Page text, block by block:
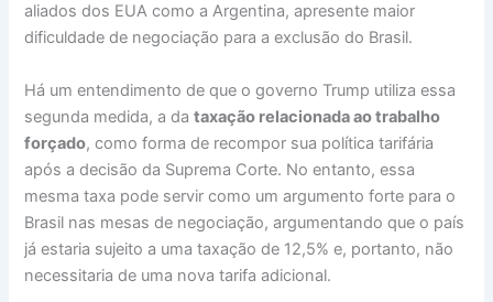
aliados dos EUA como a Argentina, apresente maior
dificuldade de negociação para a exclusão do Brasil.
Há um entendimento de que o governo Trump utiliza essa
segunda medida, a dataxação relacionada ao trabalho
forçado, como forma de recompor sua política tarifária
após a decisão da Suprema Corte. No entanto, essa
mesma taxa pode servir como um argumento forte para o
Brasil nas mesas de negociação, argumentando que o país
já estaria sujeito a uma taxação de 12,5% e, portanto, não
necessitaria de uma nova tarifa adicional.